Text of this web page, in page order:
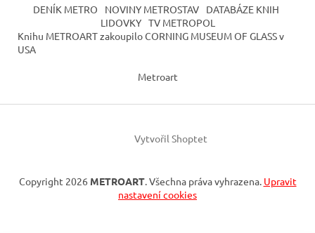
DENÍK METRO NOVINY METROSTAV
DATABÁZE KNIH
LIDOVKY TV METROPOL
Knihu METROART zakoupilo CORNING MUSEUM OF GLASS v
USA
Metroart
Vytvořil Shoptet
Copyright 2026 METROART. Všechna práva vyhrazena. Upravit
nastavení cookies